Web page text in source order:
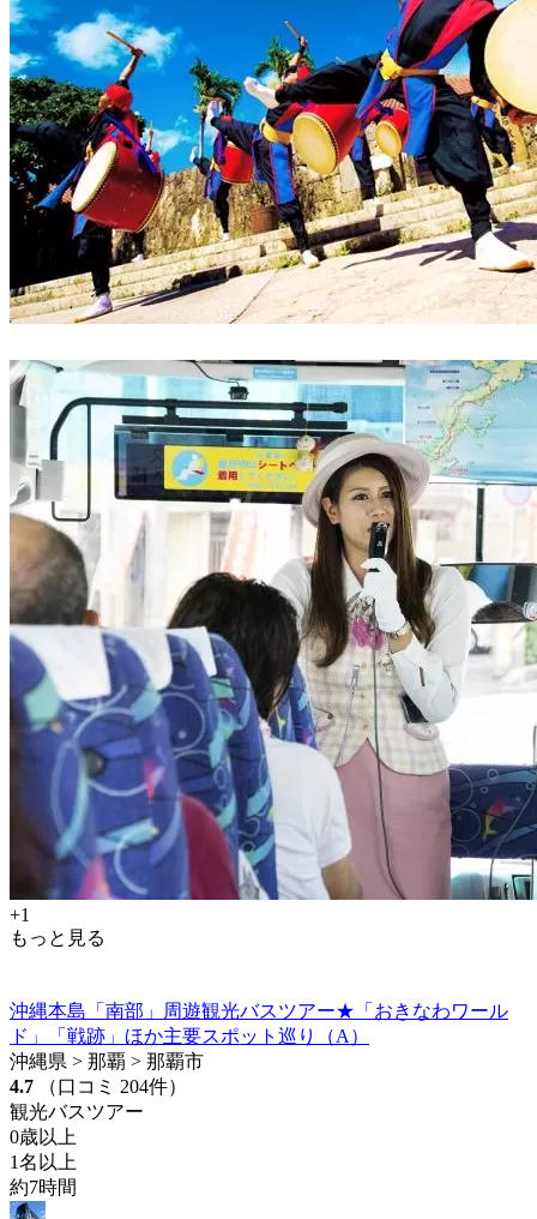
+1
もっと見る
沖縄本島「南部」周遊観光バスツアー★「おきなわワール
ド」「戦跡」ほか主要スポット巡り（A）
沖縄県 > 那覇 > 那覇市
4.7
（口コミ 204件）
観光バスツアー
0歳以上
1名以上
約7時間